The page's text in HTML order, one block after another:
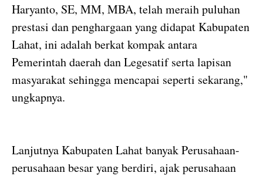
Haryanto, SE, MM, MBA, telah meraih puluhan
prestasi dan penghargaan yang didapat Kabupaten
Lahat, ini adalah berkat kompak antara
Pemerintah daerah dan Legesatif serta lapisan
masyarakat sehingga mencapai seperti sekarang,"
ungkapnya.
Lanjutnya Kabupaten Lahat banyak Perusahaan-
perusahaan besar yang berdiri, ajak perusahaan